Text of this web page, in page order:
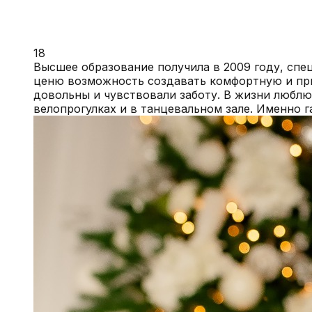
18
Высшее образование получила в 2009 году,
ценю возможность создавать комфортную и
довольны и чувствовали заботу. В жизни
велопрогулках и в танцевальном зале. Именно